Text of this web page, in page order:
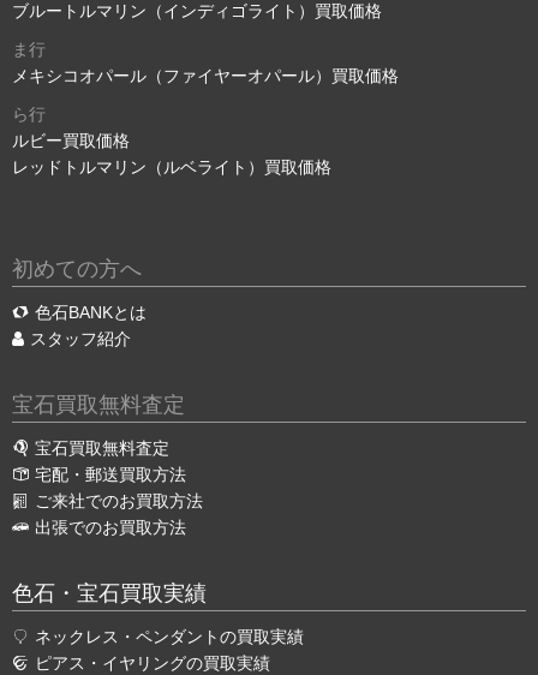
ブルートルマリン（インディゴライト）買取価格
ま行
メキシコオパール（ファイヤーオパール）買取価格
ら行
ルビー買取価格
レッドトルマリン（ルベライト）買取価格
初めての方へ
色石BANKとは
スタッフ紹介
宝石買取無料査定
宝石買取無料査定
宅配・郵送買取方法
ご来社でのお買取方法
出張でのお買取方法
色石・宝石買取実績
ネックレス・ペンダントの買取実績
ピアス・イヤリングの買取実績